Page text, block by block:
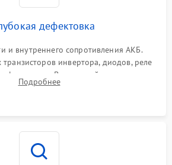
дефектовка
и внутреннего сопротивления АКБ.
инвертора, диодов, реле
Визуальный поиск вздутых
и прогаров на печатной плате.
Подробнее